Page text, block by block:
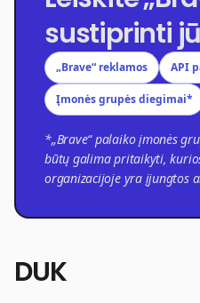
sustiprinti
„Brave“ reklamos API
Įmonės grupės diegimai*
*„Brave“ palaiko įmonės
būtų galima pritaikyti,
organizacijoje yra įjungtos
DUK